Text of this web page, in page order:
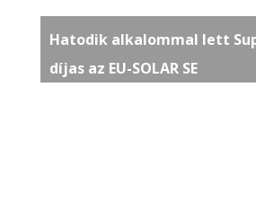
Hatodik alkalommal lett
díjas az EU-SOLAR SE